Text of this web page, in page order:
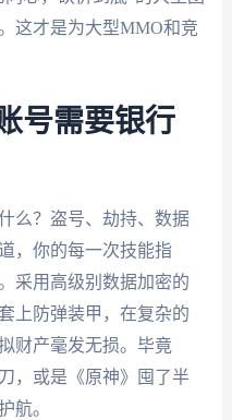
这才是为大型MMO和竞
号需要银行
么？盗号、劫持、数据
，你的每一次技能指
采用高级别数据加密的
上防弹装甲，在复杂的
财产毫发无损。毕竟
，或是《原神》囤了半
航。